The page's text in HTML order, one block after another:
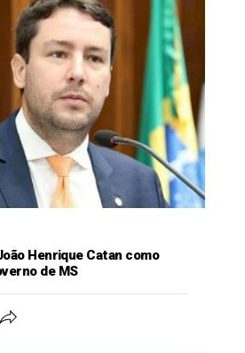
Henrique Catan como
de MS